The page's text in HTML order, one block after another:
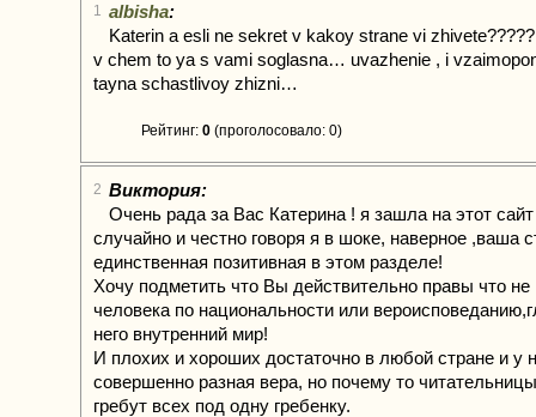
1 albisha:
Katerin a esli ne sekret v kakoy strane vi zhivete?????
v chem to ya s vami soglasna… uvazhenie , i
tayna schastlivoy zhizni…
Рейтинг: 0 (проголосовало: 0)
2 Виктория:
Очень рада за Вас Катерина ! я зашла на этот
случайно и честно говоря я в шоке, наверное ,ваша
единственная позитивная в этом разделе!
Хочу подметить что Вы действительно правы что не
человека по национальности или
него внутренний мир!
И плохих и хороших достаточно в любой стране и у
совершенно разная вера, но почему то
гребут всех под одну гребенку.